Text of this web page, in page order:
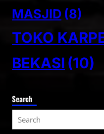
MASJID (8)
TOKO
BEKASI (10)
Search
e